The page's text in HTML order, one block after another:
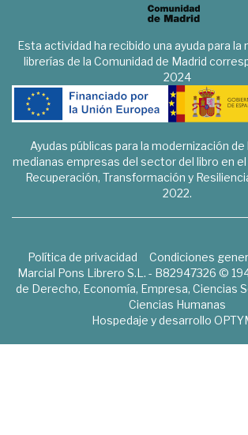
Esta actividad ha recibido una ayuda para la
librerías de la Comunidad de Madrid
2024
Ayudas públicas para la modernización
medianas empresas del sector del libro en
Recuperación, Transformación y
2022.
Política de privacidad Condiciones
Marcial Pons Librero S.L. - B82947326 ©
de Derecho, Economía, Empresa, Ciencias
Ciencias Humanas
Hospedaje y desarrollo